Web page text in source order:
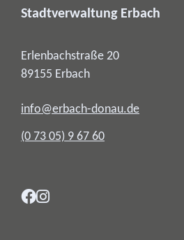
Stadtverwaltung Erbach
Erlenbachstraße 20
89155 Erbach
info@erbach-donau.de
(0 73 05) 9 67 60